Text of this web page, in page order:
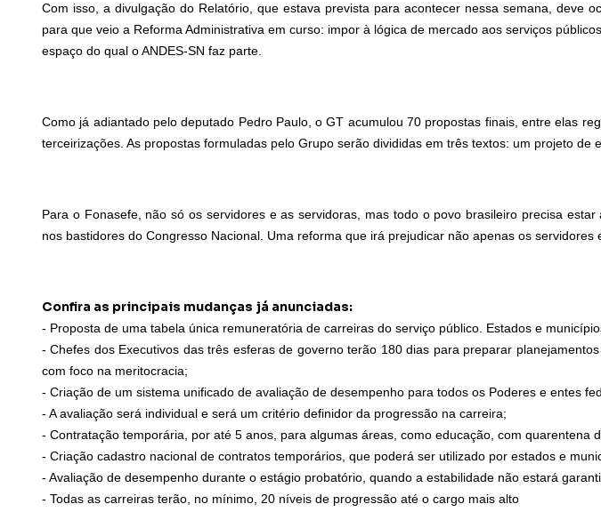
Com isso, a divulgação do Relatório, que estava prevista para acontecer nessa semana, deve
para que veio a Reforma Administrativa em curso: impor à lógica de mercado aos serviços
espaço do qual o ANDES-SN faz parte.
Como já adiantado pelo deputado Pedro Paulo, o GT acumulou 70 propostas finais, entre elas
terceirizações. As propostas formuladas pelo Grupo serão divididas em três textos: um projeto
Para o Fonasefe, não só os servidores e as servidoras, mas todo o povo brasileiro precisa
nos bastidores do Congresso Nacional. Uma reforma que irá prejudicar não apenas os
Confira as principais mudanças já anunciadas:
- Proposta de uma tabela única remuneratória de carreiras do serviço público. Estados e
- Chefes dos Executivos das três esferas de governo terão 180 dias para preparar
com foco na meritocracia;
- Criação de um sistema unificado de avaliação de desempenho para todos os Poderes e entes
- A avaliação será individual e será um critério definidor da progressão na carreira;
- Contratação temporária, por até 5 anos, para algumas áreas, como educação, com quarentena
- Criação cadastro nacional de contratos temporários, que poderá ser utilizado por estados e
- Avaliação de desempenho durante o estágio probatório, quando a estabilidade não estará
- Todas as carreiras terão, no mínimo, 20 níveis de progressão até o cargo mais alto